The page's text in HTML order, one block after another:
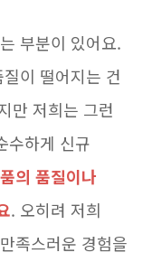
부분이 있어요.
이 떨어지는 건
만 저희는 그런
수하게 신규
의 품질이나
. 오히려 저희
족스러운 경험을